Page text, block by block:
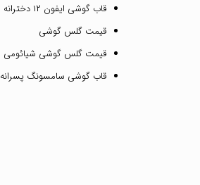
قاب گوشی ایفون ۱۲ دخترانه
قیمت گلس گوشی
قیمت گلس گوشی شیائومی
قاب گوشی سامسونگ پسرانه